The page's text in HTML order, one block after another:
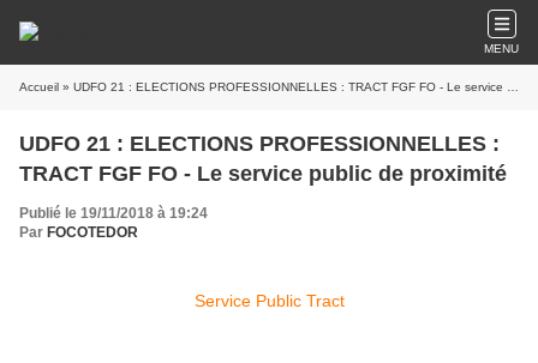
MENU
Accueil » UDFO 21 : ELECTIONS PROFESSIONNELLES : TRACT FGF FO - Le service public de proximité
UDFO 21 : ELECTIONS PROFESSIONNELLES :
TRACT FGF FO - Le service public de proximité
Publié le 19/11/2018 à 19:24
Par FOCOTEDOR
Service Public Tract